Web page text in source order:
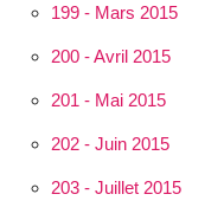
199 - Mars 2015
200 - Avril 2015
201 - Mai 2015
202 - Juin 2015
203 - Juillet 2015